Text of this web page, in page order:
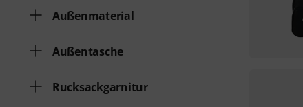
Außenmaterial
Außentasche
Rucksackgarnitur